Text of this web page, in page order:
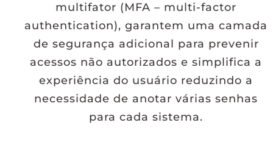
multifator (MFA – multi-factor
authentication), garantem uma camada
de segurança adicional para prevenir
acessos não autorizados e simplifica a
experiência do usuário reduzindo a
necessidade de anotar várias senhas
para cada sistema.